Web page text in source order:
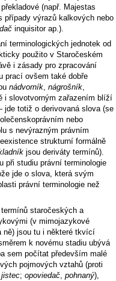
(např. Majestas
případy výrazů kalkových nebo
inquisitor ap.).
terminologických jednotek od
použito v Staročeském
i zásady pro zpracování
prací ovšem také dobře
nádvorník, nágrošník,
i slovotvorným zařazením blíží
jde totiž o derivovaná slova (se
nebo
s nevýrazným právním
strukturní formálně
jsou deriváty termínů).
při studiu právní terminologie
jde o slova, která svým
právní terminologie než
staročeských a
(v mimojazykové
ně) jsou tu i některé tkvící
k novému stadiu ubývá
sem počítat především malé
pojmových vztahů (proti
jistec; opoviedač, pohnaný),